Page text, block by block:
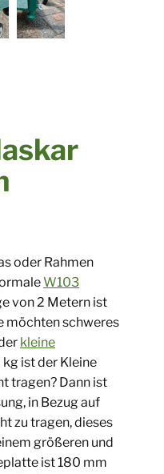
oder Rahmen
W103
von 2 Metern ist
möchten schweres
kleine
kg ist der Kleine
tragen? Dann ist
in Bezug auf
zu tragen, dieses
größeren und
ist 180 mm